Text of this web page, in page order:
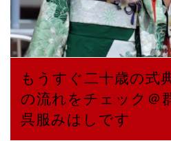
もうすぐ二十歳の式
の流れをチェック＠
呉服みはしです